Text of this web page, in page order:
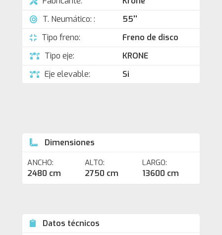
T. Neumático: :
55''
Tipo freno:
Freno de disco
Tipo eje:
KRONE
Eje elevable:
Si
Dimensiones
ANCHO:
2480 cm
ALTO:
2750 cm
LARGO:
13600 cm
Datos técnicos